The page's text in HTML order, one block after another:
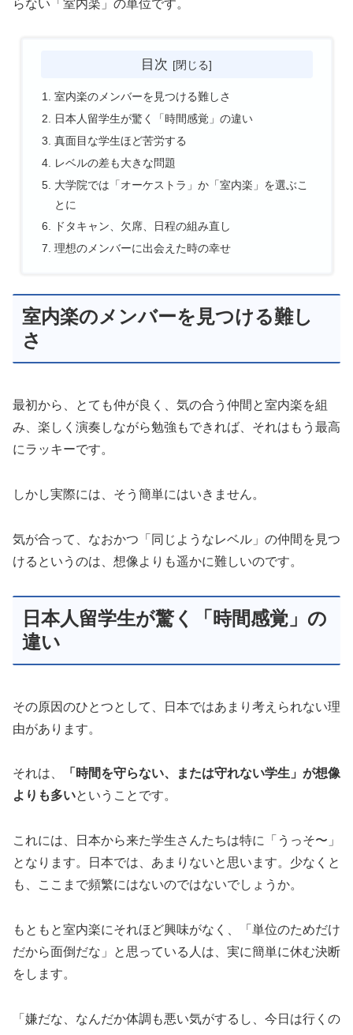
らない「室内楽」の単位です。
目次
室内楽のメンバーを見つける難しさ
日本人留学生が驚く「時間感覚」の違い
真面目な学生ほど苦労する
レベルの差も大きな問題
大学院では「オーケストラ」か「室内楽」を選ぶこ
とに
ドタキャン、欠席、日程の組み直し
理想のメンバーに出会えた時の幸せ
室内楽のメンバーを見つける難し
さ
最初から、とても仲が良く、気の合う仲間と室内楽を組
み、楽しく演奏しながら勉強もできれば、それはもう最高
にラッキーです。
しかし実際には、そう簡単にはいきません。
気が合って、なおかつ「同じようなレベル」の仲間を見つ
けるというのは、想像よりも遥かに難しいのです。
日本人留学生が驚く「時間感覚」の
違い
その原因のひとつとして、日本ではあまり考えられない理
由があります。
それは、
「時間を守らない、または守れない学生」が想像
よりも多いということです。
これには、日本から来た学生さんたちは特に「うっそ〜」
となります。日本では、あまりないと思います。少なくと
も、ここまで頻繁にはないのではないでしょうか。
もともと室内楽にそれほど興味がなく、「単位のためだけ
だから面倒だな」と思っている人は、実に簡単に休む決断
をします。
「嫌だな、なんだか体調も悪い気がするし、今日は行くの